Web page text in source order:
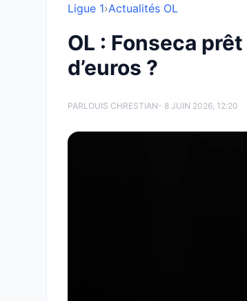
Ligue 1›Actualités OL
OL : Fonseca
d’euros ?
PARLOUIS CHRESTIAN- 8 JUIN 2026, 12:20